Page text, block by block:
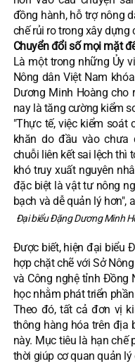
đồng hành, hỗ trợ nông
chế rủi ro trong xây dựng
Chuyển đổi số mọi mặt
Là một trong những Ủy
Nông dân Việt Nam
Dương Minh Hoàng cho
nay là tăng cường kiểm
"Thực tế, việc kiểm soát
khăn do đầu vào chưa
chuỗi liên kết sai lệch thì
khó truy xuất nguyên
đặc biệt là vật tư nông
bạch và dễ quản lý hơn",
Đại biểu Đặng Dương Minh
Được biết, hiện đại biểu
hợp chặt chẽ với Sở
và Công nghệ tỉnh Đồng
học nhằm phát triển
Theo đó, tất cả đơn vị
thông hàng hóa trên địa
này. Mục tiêu là hạn chế
thời giúp cơ quan quản